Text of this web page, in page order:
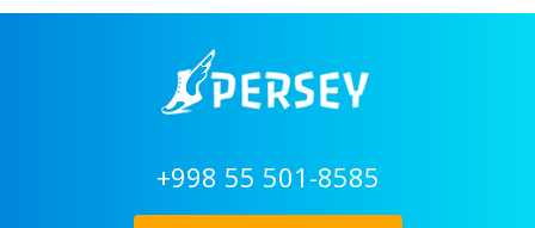
+998 55 501-8585